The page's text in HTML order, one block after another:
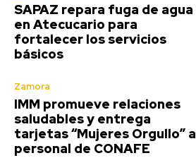
SAPAZ repara fuga de agua
en Atecucario para
fortalecer los servicios
básicos
Zamora
IMM promueve relaciones
saludables y entrega
tarjetas “Mujeres Orgullo” a
personal de CONAFE